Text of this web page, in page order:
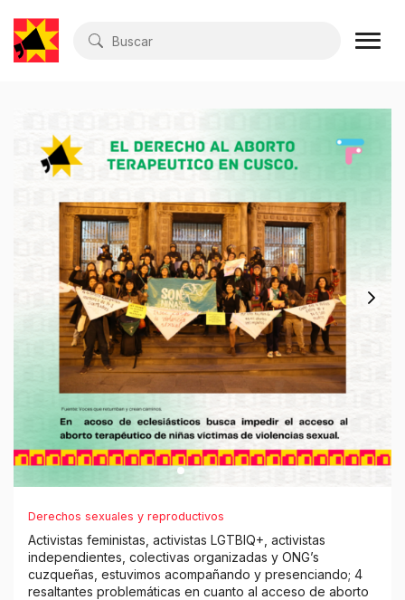
Derechos sexuales y reproductivos
Activistas feministas, activistas LGTBIQ+, activistas
independientes, colectivas organizadas y ONG’s
cuzqueñas, estuvimos acompañando y presenciando; 4
resaltantes problemáticas en cuanto al acceso de aborto